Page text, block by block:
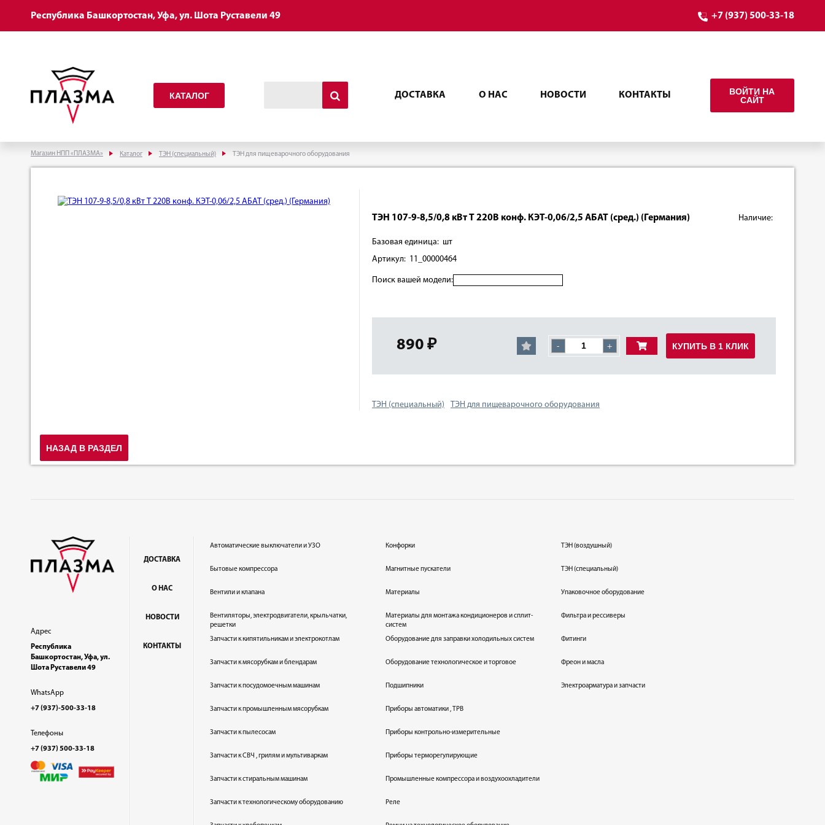
Республика Башкортостан, Уфа, ул. Шота Руставели 49 +7 (937) 500-33-18
КАТАЛОГ ДОСТАВКА О НАС НОВОСТИ КОНТАКТЫ
ВОЙТИ НА
САЙТ
Магазин НПП «ПЛАЗМА» Каталог ТЭН (специальный) ТЭН для пищеварочного оборудования
ТЭН 107-9-8,5/0,8 кВт Т 220В конф. КЭТ-0,06/2,5 АБАТ (сред.) (Германия) Наличие:
Базовая единица: шт
Артикул: 11_00000464
Поиск вашей модели:
890 ₽ - + КУПИТЬ В 1 КЛИК
ТЭН (специальный) ТЭН для пищеварочного оборудования
НАЗАД В РАЗДЕЛ
Адрес
Республика
Башкортостан, Уфа, ул.
Шота Руставели 49
WhatsApp
+7 (937)-500-33-18
Телефоны
+7 (937) 500-33-18
ДОСТАВКА
О НАС
НОВОСТИ
КОНТАКТЫ
Автоматические выключатели и УЗО
Бытовые компрессора
Вентили и клапана
Вентиляторы, электродвигатели, крыльчатки,
решетки
Запчасти к кипятильникам и электрокотлам
Запчасти к мясорубкам и блендарам
Запчасти к посудомоечным машинам
Запчасти к промышленным мясорубкам
Запчасти к пылесосам
Запчасти к СВЧ , грилям и мультиваркам
Запчасти к стиральным машинам
Запчасти к технологическому оборудованию
Конфорки
Магнитные пускатели
Материалы
Материалы для монтажа кондиционеров и сплит-
систем
Оборудование для заправки холодильных систем
Оборудование технологическое и торговое
Подшипники
Приборы автоматики , ТРВ
Приборы контрольно-измерительные
Приборы терморегулирующие
Промышленные компрессора и воздухоохладители
Реле
ТЭН (воздушный)
ТЭН (специальный)
Упаковочное оборудование
Фильтра и рессиверы
Фитинги
Фреон и масла
Электроарматура и запчасти